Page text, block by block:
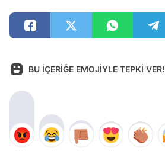
BU İÇERİĞE EMOJİYLE TEPKİ VER!